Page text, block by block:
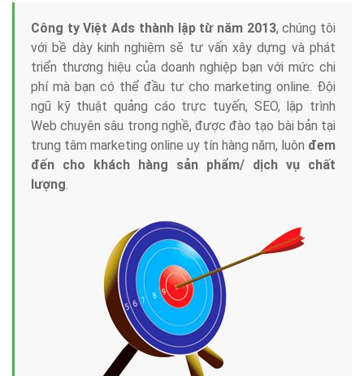
Công ty Việt Ads thành lập từ năm 2013, chúng tôi
với bề dày kinh nghiệm sẽ tư vấn xây dựng và phát
triển thương hiệu của doanh nghiệp bạn với mức chi
phí mà bạn có thể đầu tư cho marketing online. Đội
ngũ kỹ thuật quảng cáo trực tuyến, SEO, lập trình
Web chuyên sâu trong nghề, được đào tạo bài bản tại
trung tâm marketing online uy tín hàng năm, luôn đem
đến cho khách hàng sản phẩm/ dịch vụ chất
lượng.